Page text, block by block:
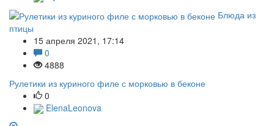
Блюда из
птицы
15 апреля 2021, 17:14
0
4888
Рулетики из куриного филе с морковью в беконе
0
ElenaLeonova